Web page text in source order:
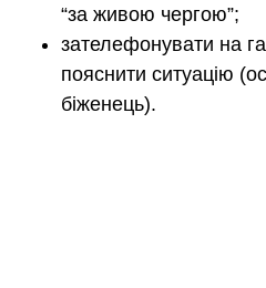
“за живою чергою”;
зателефонувати на
пояснити ситуацію
біженець).